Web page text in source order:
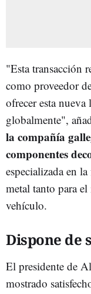
"Esta transacción
como proveedor
ofrecer esta
globalmente",
la compañía
componentes
especializada en
metal tanto para
vehículo.
Dispone de
El presidente de
mostrado